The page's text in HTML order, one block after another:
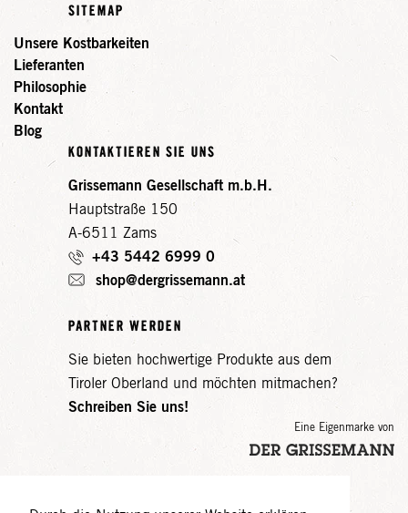
SITEMAP
Unsere Kostbarkeiten
Lieferanten
Philosophie
Kontakt
Blog
KONTAKTIEREN SIE UNS
Grissemann Gesellschaft m.b.H.
Hauptstraße 150
A-6511 Zams
+43 5442 6999 0
shop@dergrissemann.at
PARTNER WERDEN
Sie bieten hochwertige Produkte aus dem
Tiroler Oberland und möchten mitmachen?
Schreiben Sie uns!
Eine Eigenmarke von